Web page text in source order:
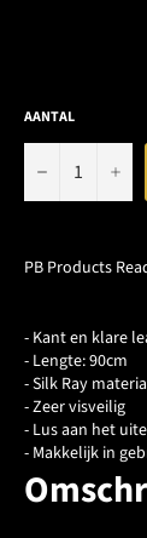
AANTAL
− +
PB Products
- Kant en klare
- Lengte: 90cm
- Silk Ray
- Zeer visveilig
- Lus aan het
- Makkelijk in